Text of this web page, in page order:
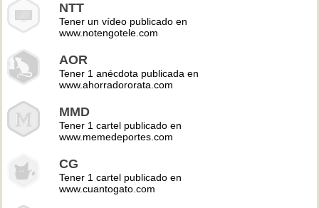
NTT
Tener un vídeo publicado en
www.notengotele.com
AOR
Tener 1 anécdota publicada en
www.ahorradororata.com
MMD
Tener 1 cartel publicado en
www.memedeportes.com
CG
Tener 1 cartel publicado en
www.cuantogato.com